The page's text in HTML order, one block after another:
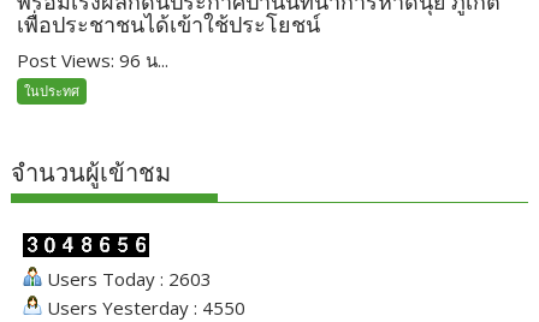
เพื่อประชาชนได้เข้าใช้ประโยชน์
Post Views: 96 น...
ในประทศ
จำนวนผู้เข้าชม
Users Today : 2603
Users Yesterday : 4550